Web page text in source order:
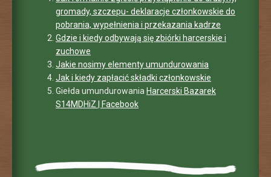
gromady, szczepu- deklaracje członkowskie do
pobrania, wypełnienia i przekazania kadrze
Gdzie i kiedy odbywają się zbiórki harcerskie i
zuchowe
Jakie nosimy elementy umundurowania
Jak i kiedy zapłacić składki członkowskie
Giełda umundurowania Harcerski Bazarek
S14MDHiZ | Facebook